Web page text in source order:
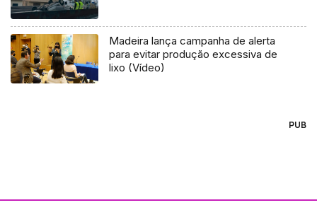
Madeira lança campanha de alerta
para evitar produção excessiva de
lixo (Vídeo)
PUB